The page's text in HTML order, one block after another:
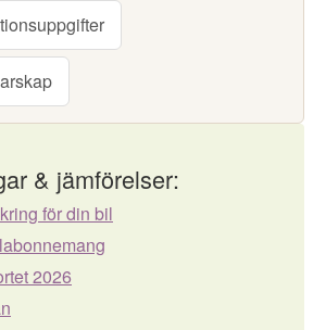
& jämförelser:
för din bil
2026